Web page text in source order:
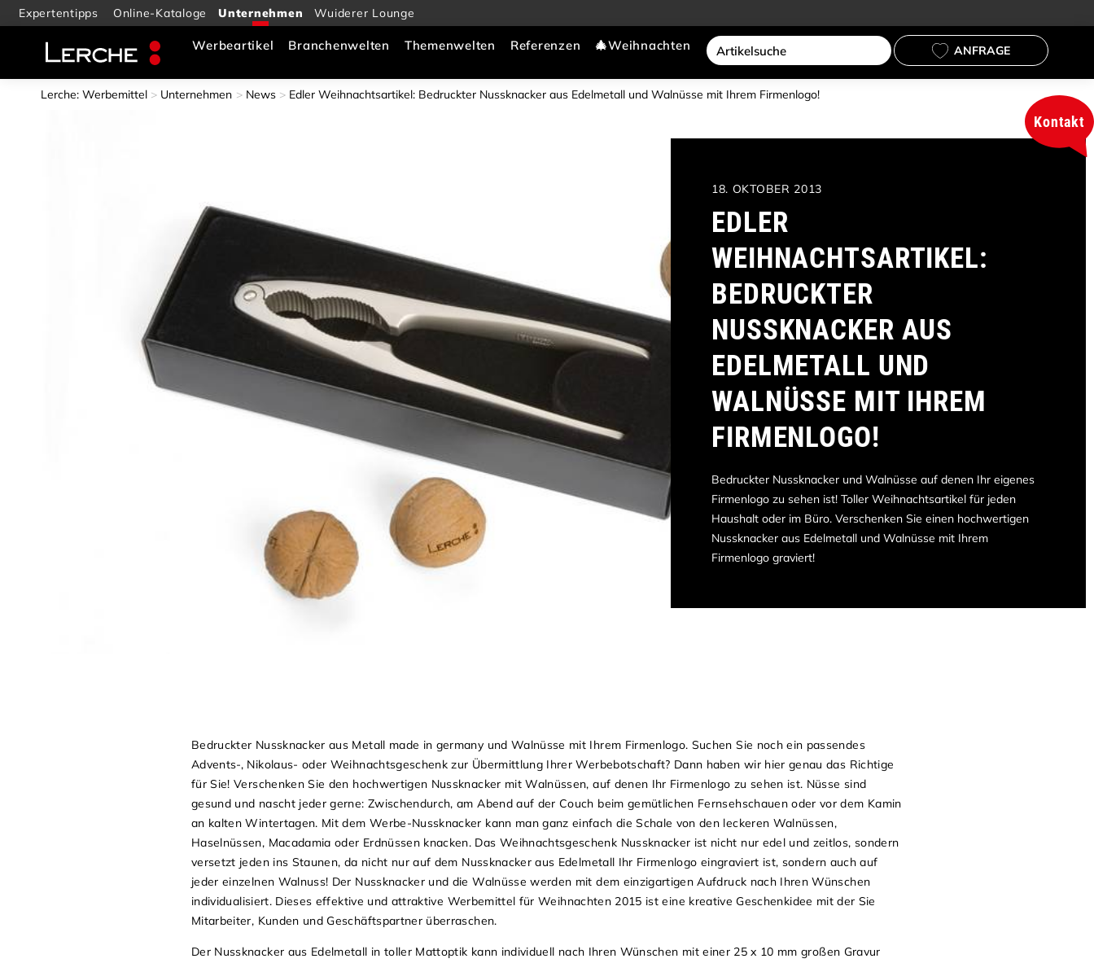
Expertentipps Online-Kataloge Wuiderer Lounge
Werbeartikel Branchenwelten Themenwelten Referenzen 🎄Weihnachten ANFRAGE
Lerche: Werbemittel Unternehmen News Edler Weihnachtsartikel: Bedruckter Nussknacker aus Edelmetall und Walnüsse mit Ihrem Firmenlogo!
18. OKTOBER 2013
EDLER
WEIHNACHTSARTIKEL:
BEDRUCKTER
NUSSKNACKER AUS
EDELMETALL UND
WALNÜSSE MIT IHREM
FIRMENLOGO!
Bedruckter Nussknacker und Walnüsse auf denen Ihr eigenes
Firmenlogo zu sehen ist! Toller Weihnachtsartikel für jeden
Haushalt oder im Büro. Verschenken Sie einen hochwertigen
Nussknacker aus Edelmetall und Walnüsse mit Ihrem
Firmenlogo graviert!
Bedruckter Nussknacker aus Metall made in germany und Walnüsse mit Ihrem Firmenlogo. Suchen Sie noch ein passendes
Advents-, Nikolaus- oder Weihnachtsgeschenk zur Übermittlung Ihrer Werbebotschaft? Dann haben wir hier genau das Richtige
für Sie! Verschenken Sie den hochwertigen Nussknacker mit Walnüssen, auf denen Ihr Firmenlogo zu sehen ist. Nüsse sind
gesund und nascht jeder gerne: Zwischendurch, am Abend auf der Couch beim gemütlichen Fernsehschauen oder vor dem Kamin
an kalten Wintertagen. Mit dem Werbe-Nussknacker kann man ganz einfach die Schale von den leckeren Walnüssen,
Haselnüssen, Macadamia oder Erdnüssen knacken. Das Weihnachtsgeschenk Nussknacker ist nicht nur edel und zeitlos, sondern
versetzt jeden ins Staunen, da nicht nur auf dem Nussknacker aus Edelmetall Ihr Firmenlogo eingraviert ist, sondern auch auf
jeder einzelnen Walnuss! Der Nussknacker und die Walnüsse werden mit dem einzigartigen Aufdruck nach Ihren Wünschen
individualisiert. Dieses effektive und attraktive Werbemittel für Weihnachten 2015 ist eine kreative Geschenkidee mit der Sie
Mitarbeiter, Kunden und Geschäftspartner überraschen.
Der Nussknacker aus Edelmetall in toller Mattoptik kann individuell nach Ihren Wünschen mit einer 25 x 10 mm großen Gravur
Kontakt